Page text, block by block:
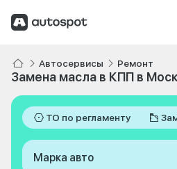
Автосервисы Ремонт
Замена масла в КПП в
ТО по регламенту
Марка авто